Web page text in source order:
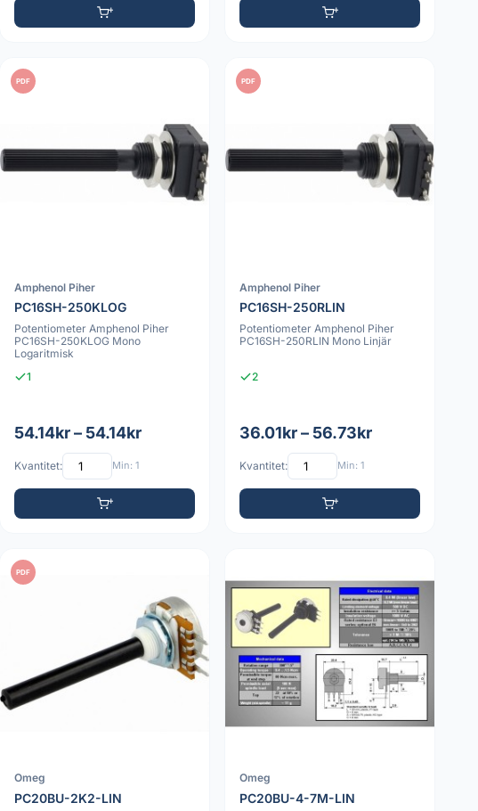
PDF
Amphenol Piher
PC16SH-250KLOG
Potentiometer Amphenol Piher
PC16SH-250KLOG Mono
Logaritmisk
1
54.14kr – 54.14kr
Kvantitet: Min: 1
PDF
Amphenol Piher
PC16SH-250RLIN
Potentiometer Amphenol Piher
PC16SH-250RLIN Mono Linjär
2
36.01kr – 56.73kr
Kvantitet: Min: 1
PDF
Omeg
PC20BU-2K2-LIN
Omeg
PC20BU-4-7M-LIN